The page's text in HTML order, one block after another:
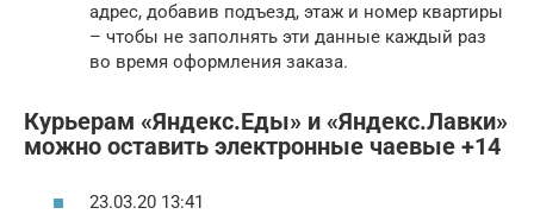
адрес, добавив подъезд, этаж и номер квартиры
– чтобы не заполнять эти данные каждый раз
во время оформления заказа.
Курьерам «Яндекс.Еды» и «Яндекс.Лавки»
можно оставить электронные чаевые +14
23.03.20 13:41